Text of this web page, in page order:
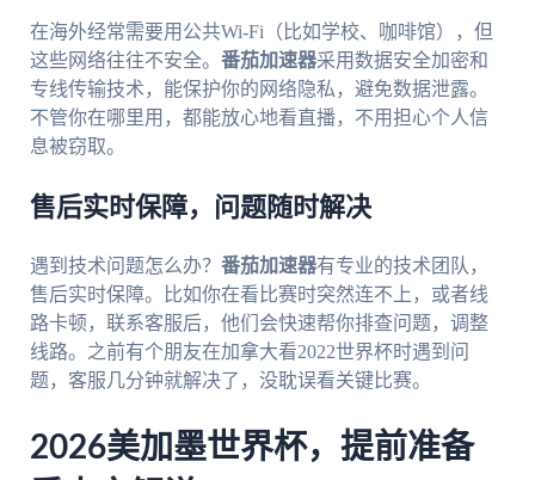
在海外经常需要用公共Wi-Fi（比如学校、咖啡馆），但
这些网络往往不安全。 番茄加速器采用数据安全加密和
专线传输技术，能保护你的网络隐私，避免数据泄露。
不管你在哪里用，都能放心地看直播，不用担心个人信
息被窃取。
售后实时保障，问题随时解决
遇到技术问题怎么办？ 番茄加速器有专业的技术团队，
售后实时保障。比如你在看比赛时突然连不上，或者线
路卡顿，联系客服后，他们会快速帮你排查问题，调整
线路。之前有个朋友在加拿大看2022世界杯时遇到问
题，客服几分钟就解决了，没耽误看关键比赛。
2026美加墨世界杯，提前准备